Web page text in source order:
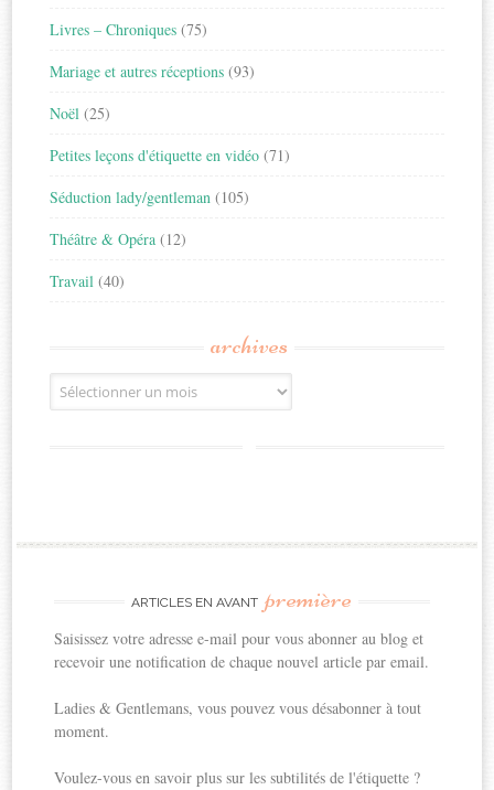
Livres – Chroniques (75)
Mariage et autres réceptions (93)
Noël (25)
Petites leçons d'étiquette en vidéo (71)
Séduction lady/gentleman (105)
Théâtre & Opéra (12)
Travail (40)
archives
Archives
ARTICLES EN AVANT première
Saisissez votre adresse e-mail pour vous abonner au blog et
recevoir une notification de chaque nouvel article par email.
Ladies & Gentlemans, vous pouvez vous désabonner à tout
moment.
Voulez-vous en savoir plus sur les subtilités de l'étiquette ?